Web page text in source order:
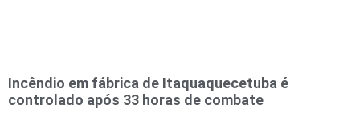
Incêndio em fábrica de Itaquaquecetuba é
controlado após 33 horas de combate